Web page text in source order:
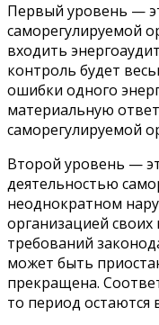
Первый уровень —
саморегулируемой
входить
контроль будет
ошибки одного
материальную
саморегулируемой
Второй уровень —
деятельностью
неоднократном
организацией
требований
может быть
прекращена.
то период остаются